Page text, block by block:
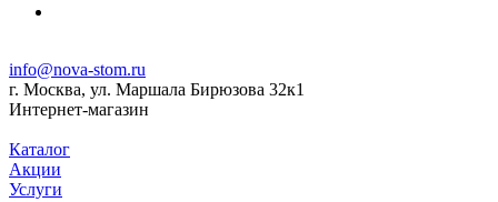
info@nova-stom.ru
г. Москва, ул. Маршала Бирюзова 32к1
Интернет-магазин
Каталог
Акции
Услуги